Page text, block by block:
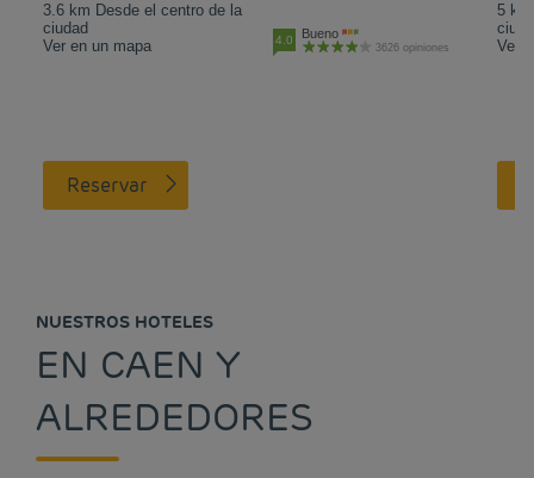
3.6 km Desde el centro de la
ciudad
Ver en un mapa
4.0 Bueno
3626 opiniones
Reservar
5
Ver
NUESTROS HOTELES
EN CAEN Y
ALREDEDORES